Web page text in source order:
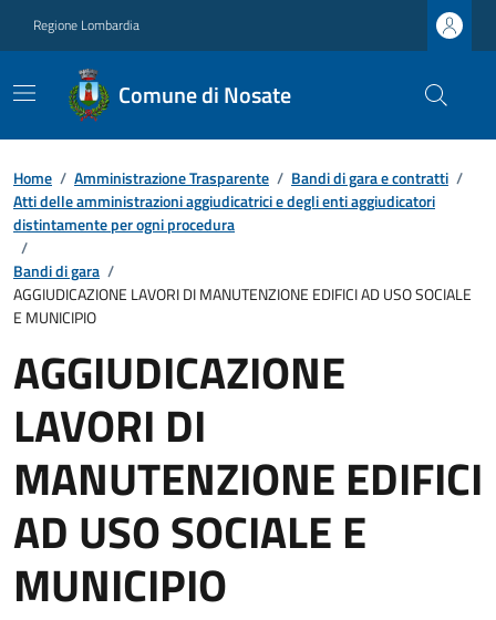
Regione Lombardia
Comune di Nosate
Home / Amministrazione Trasparente / Bandi di gara e contratti /
Atti delle amministrazioni aggiudicatrici e degli enti aggiudicatori
distintamente per ogni procedura
/
Bandi di gara /
AGGIUDICAZIONE LAVORI DI MANUTENZIONE EDIFICI AD USO SOCIALE
E MUNICIPIO
AGGIUDICAZIONE
LAVORI DI
MANUTENZIONE EDIFICI
AD USO SOCIALE E
MUNICIPIO